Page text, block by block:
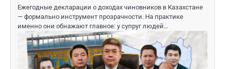
Ежегодные декларации о доходах чиновников в Казахстане
— формально инструмент прозрачности. На практике
именно они обнажают главное: у супруг людей…